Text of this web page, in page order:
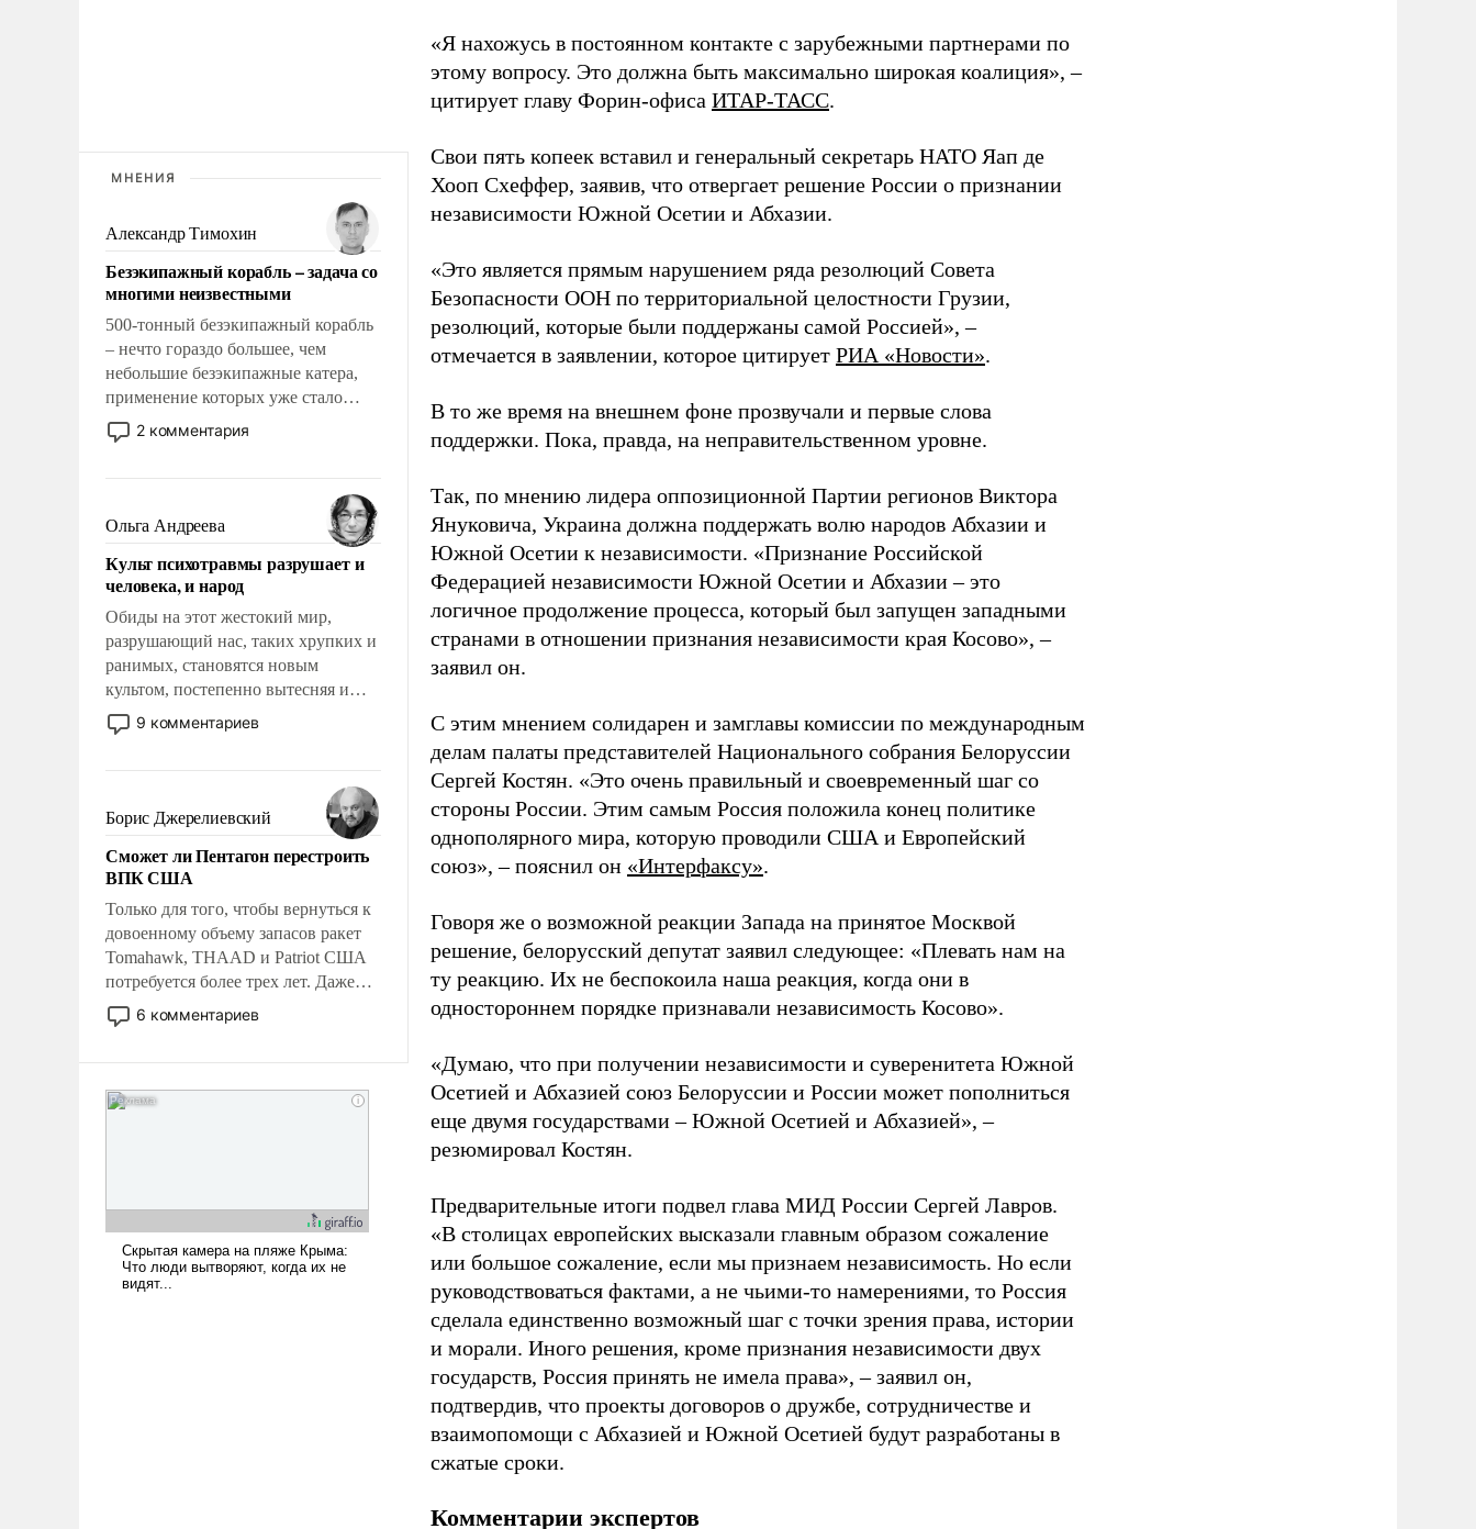
МНЕНИЯ
Александр Тимохин
Безэкипажный корабль – задача со
многими неизвестными
500-тонный безэкипажный корабль
– нечто гораздо большее, чем
небольшие безэкипажные катера,
применение которых уже стало
обыденностью. Задача по созданию
такого корабля очень сложна и
реализация радикально поднимет
наши боевые возможности.
2 комментария
Ольга Андреева
Культ психотравмы разрушает и
человека, и народ
Обиды на этот жестокий мир,
разрушающий нас, таких хрупких и
ранимых, становятся новым
культом, постепенно вытесняя и
отменяя традиционное требование к
человеку – быть мужественным и
на себя ответственность, помогать
слабым, идти вперед и
адаптироваться.
9 комментариев
Борис Джерелиевский
Сможет ли Пентагон перестроить
ВПК США
Только для того, чтобы вернуться к
довоенному объему запасов ракет
Tomahawk, THAAD и Patriot США
потребуется более трех лет. Даже
небольшая война с Ираном
опустошила американские
уязвимости США, например, перед
6 комментариев
«Я нахожусь в постоянном контакте с зарубежными партнерами по
этому вопросу. Это должна быть максимально широкая коалиция», –
цитирует главу Форин-офиса ИТАР-ТАСС.
Свои пять копеек вставил и генеральный секретарь НАТО Яап де
Хооп Схеффер, заявив, что отвергает решение России о признании
независимости Южной Осетии и Абхазии.
«Это является прямым нарушением ряда резолюций Совета
Безопасности ООН по территориальной целостности Грузии,
резолюций, которые были поддержаны самой Россией», –
отмечается в заявлении, которое цитирует РИА «Новости».
В то же время на внешнем фоне прозвучали и первые слова
поддержки. Пока, правда, на неправительственном уровне.
Так, по мнению лидера оппозиционной Партии регионов Виктора
Януковича, Украина должна поддержать волю народов Абхазии и
Южной Осетии к независимости. «Признание Российской
Федерацией независимости Южной Осетии и Абхазии – это
логичное продолжение процесса, который был запущен западными
странами в отношении признания независимости края Косово», –
заявил он.
С этим мнением солидарен и замглавы комиссии по международным
делам палаты представителей Национального собрания Белоруссии
Сергей Костян. «Это очень правильный и своевременный шаг со
стороны России. Этим самым Россия положила конец политике
однополярного мира, которую проводили США и Европейский
союз», – пояснил он «Интерфаксу».
Говоря же о возможной реакции Запада на принятое Москвой
решение, белорусский депутат заявил следующее: «Плевать нам на
ту реакцию. Их не беспокоила наша реакция, когда они в
одностороннем порядке признавали независимость Косово».
«Думаю, что при получении независимости и суверенитета Южной
Осетией и Абхазией союз Белоруссии и России может пополниться
еще двумя государствами – Южной Осетией и Абхазией», –
резюмировал Костян.
Предварительные итоги подвел глава МИД России Сергей Лавров.
«В столицах европейских высказали главным образом сожаление
или большое сожаление, если мы признаем независимость. Но если
руководствоваться фактами, а не чьими-то намерениями, то Россия
сделала единственно возможный шаг с точки зрения права, истории
и морали. Иного решения, кроме признания независимости двух
государств, Россия принять не имела права», – заявил он,
подтвердив, что проекты договоров о дружбе, сотрудничестве и
взаимопомощи с Абхазией и Южной Осетией будут разработаны в
сжатые сроки.
Комментарии экспертов